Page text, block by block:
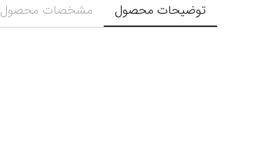
توضیحات محصول مشخصات محصول